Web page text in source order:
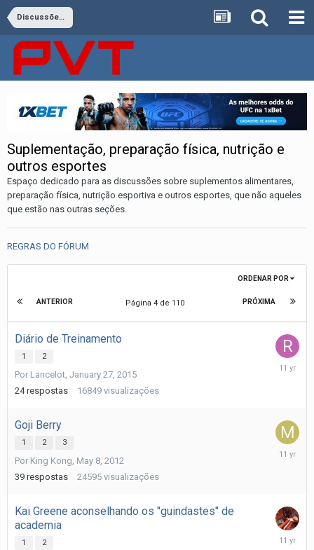
Discussões Gerais e Treinamento
Suplementação, preparação física, nutrição e
outros esportes
Espaço dedicado para as discussões sobre suplementos alimentares,
preparação física, nutrição esportiva e outros esportes, que não aqueles
que estão nas outras seções.
REGRAS DO FÓRUM
ORDENAR POR
ANTERIOR PRÓXIMA
Página 4 de 110
Diário de Treinamento
1 2
Por Lancelot January 27, 2015
24 respostas 16849 visualizações
March
Goji Berry
1 2 3
Por King Kong May 8, 2012
39 respostas 24595 visualizações
February
Kai Greene aconselhando os "guindastes" de
academia
1 2
February